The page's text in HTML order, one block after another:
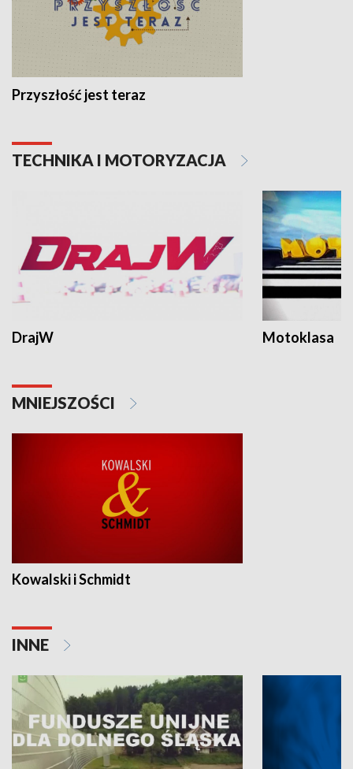
Przyszłość jest teraz
TECHNIKA I MOTORYZACJA
DrajW Motoklasa
MNIEJSZOŚCI
Kowalski i Schmidt
INNE